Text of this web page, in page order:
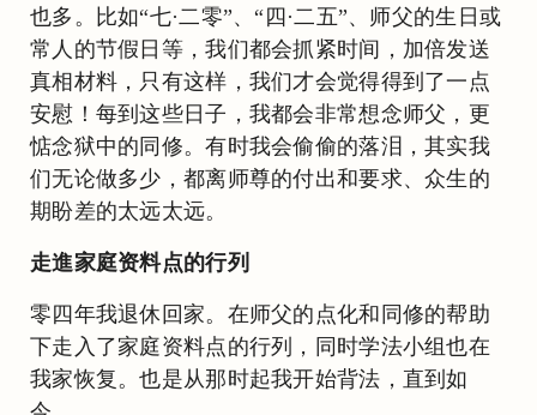
也多。比如“七·二零”、“四·二五”、师父的生日或
常人的节假日等，我们都会抓紧时间，加倍发送
真相材料，只有这样，我们才会觉得得到了一点
安慰！每到这些日子，我都会非常想念师父，更
惦念狱中的同修。有时我会偷偷的落泪，其实我
们无论做多少，都离师尊的付出和要求、众生的
期盼差的太远太远。
走進家庭资料点的行列
零四年我退休回家。在师父的点化和同修的帮助
下走入了家庭资料点的行列，同时学法小组也在
我家恢复。也是从那时起我开始背法，直到如